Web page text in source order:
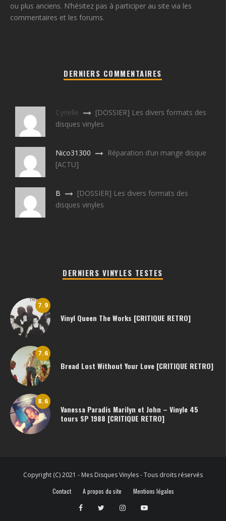
ou plus anciens. N’hésitez pas à participer au site via les
commentaires et les forums.
DERNIERS COMMENTAIRES
Cyrielle
[DOSSIER] Les divers formats des
disques vinyles
Nico31300
Réparation d’un mange disque
[ACTU]
B
[DOSSIER] Les divers formats des
disques vinyles
DERNIERS VINYLES TESTES
7.9
Vinyl Queen The Works [CRITIQUE RETRO]
7.6
Bread Lost Without Your Love [CRITIQUE RETRO]
8.6
Vanessa Paradis Marilyn et John – Vinyle 45
tours SP 1988 [CRITIQUE RETRO]
Copyright (C) 2021 - Mes Disques Vinyles - Tous droits réservés
Contact
A propos du site Mentions légales